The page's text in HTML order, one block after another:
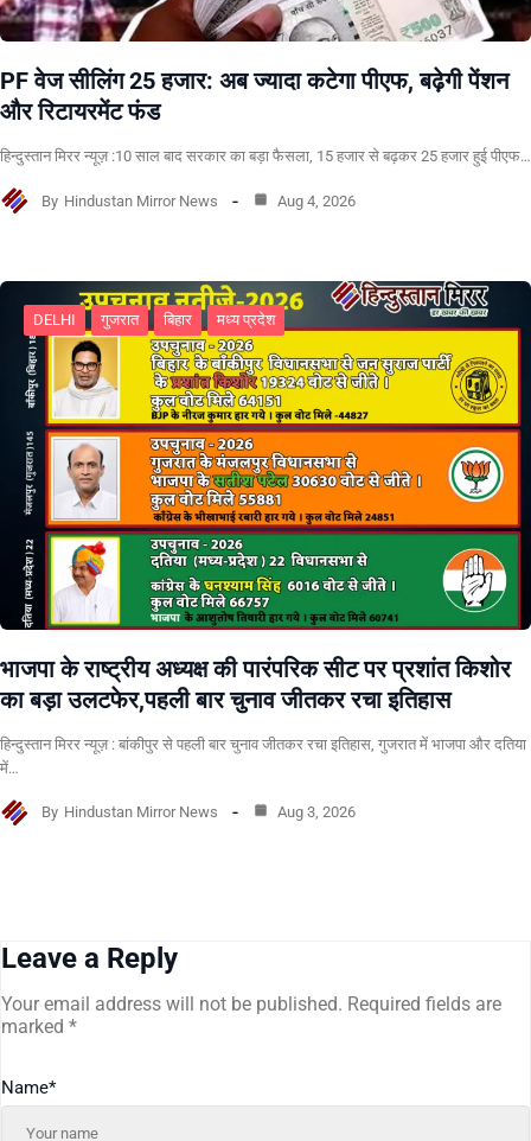
PF वेज सीलिंग 25 हजार: अब ज्यादा कटेगा पीएफ, बढ़ेगी पेंशन
और रिटायरमेंट फंड
हिन्दुस्तान मिरर न्यूज़ :10 साल बाद सरकार का बड़ा फैसला, 15 हजार से बढ़कर 25 हजार हुई पीएफ…
By Hindustan Mirror News Aug 4, 2026
DELHI गुजरात बिहार मध्य प्रदेश
भाजपा के राष्ट्रीय अध्यक्ष की पारंपरिक सीट पर प्रशांत किशोर
का बड़ा उलटफेर,पहली बार चुनाव जीतकर रचा इतिहास
हिन्दुस्तान मिरर न्यूज़ : बांकीपुर से पहली बार चुनाव जीतकर रचा इतिहास, गुजरात में भाजपा और दतिया
में…
By Hindustan Mirror News Aug 3, 2026
Leave a Reply
Your email address will not be published. Required fields are
marked *
Name*